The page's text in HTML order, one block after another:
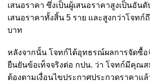
เสนอราคา ซึ่งเป็นผู้เสนอราคาสูงเป็นอัน
เสนอราคาทั้งสิ้น 5 ราย และสูงกว่าโจทก์
บาท
หลังจากนั้น โจทก์ได้อุทธรณ์ผลการจัดซื้อ
ยืนยันข้อเท็จจริงต่อ กปน. ว่า โจทก์มีคุณ
ต้องตามเงื่อนไขประกาศประกวดราคาแล้